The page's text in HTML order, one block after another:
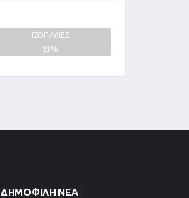
ΙΣΟΠΑΛΙΕΣ
23%
ΔΗΜΟΦΙΛΉ ΝΈΑ